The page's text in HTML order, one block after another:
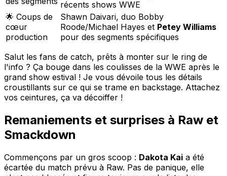
récents shows WWE
🌟 Coups de
cœur
production
Shawn Daivari, duo Bobby
Roode/Michael Hayes et Petey Williams
pour des segments spécifiques
Salut les fans de catch, prêts à monter sur le ring de
l'info ? Ça bouge dans les coulisses de la WWE après le
grand show estival ! Je vous dévoile tous les détails
croustillants sur ce qui se trame en backstage. Attachez
vos ceintures, ça va décoiffer !
Remaniements et surprises à Raw et
Smackdown
Commençons par un gros scoop : Dakota Kai a été
écartée du match prévu à Raw. Pas de panique, elle